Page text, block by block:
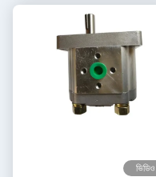
ভিডিও